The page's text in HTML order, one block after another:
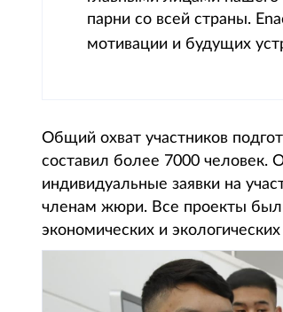
парни со всей страны.
мотивации и будущих
Общий охват участников
составил более 7000 человек.
индивидуальные заявки на
членам жюри. Все проекты
экономических и